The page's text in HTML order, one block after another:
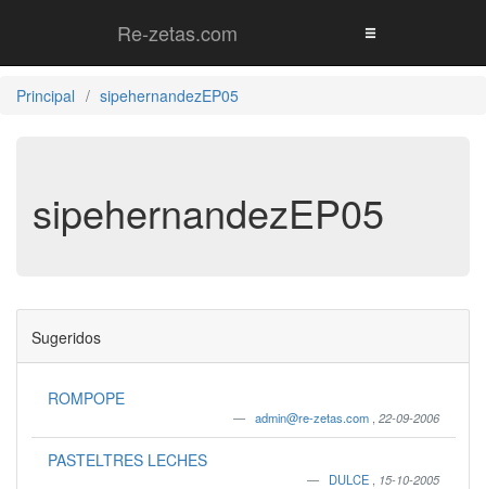
Re-zetas.com
Principal sipehernandezEP05
sipehernandezEP05
Sugeridos
ROMPOPE
admin@re-zetas.com 22-09-2006
PASTELTRES LECHES
DULCE 15-10-2005